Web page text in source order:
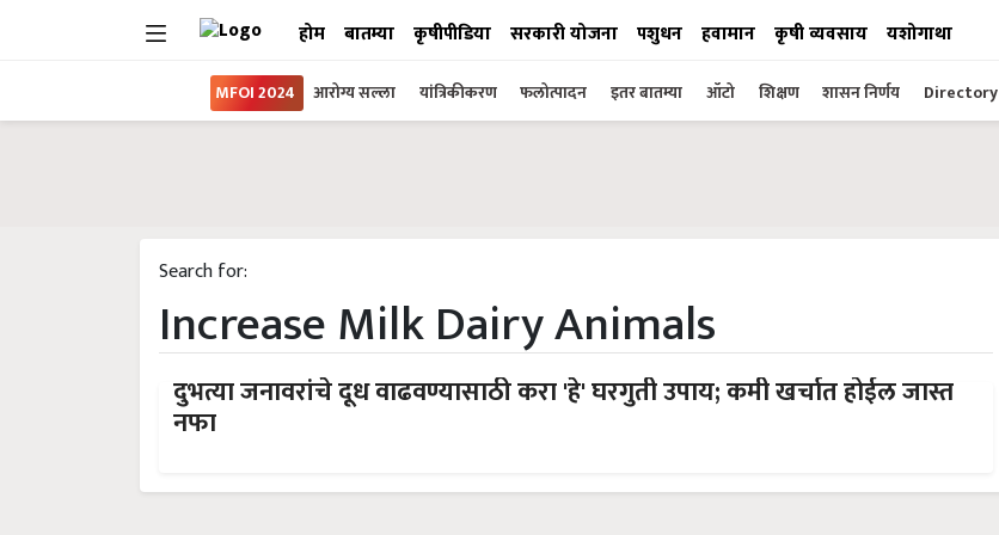
होम बातम्या कृषीपीडिया सरकारी योजना पशुधन हवामान कृषी व्यवसाय यशोगाथा
MFOI 2024 आरोग्य सल्ला यांत्रिकीकरण फलोत्पादन इतर बातम्या ऑटो शिक्षण शासन निर्णय Directory
Search for:
Increase Milk Dairy Animals
दुभत्या जनावरांचे दूध वाढवण्यासाठी करा 'हे' घरगुती उपाय; कमी खर्चात होईल जास्त
नफा